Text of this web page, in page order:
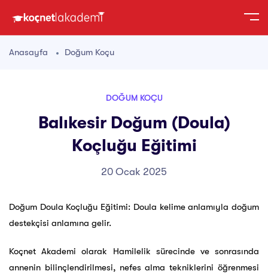
Anasayfa Doğum Koçu
DOĞUM KOÇU
Balıkesir Doğum (Doula)
Koçluğu Eğitimi
20 Ocak 2025
Doğum Doula Koçluğu Eğitimi: Doula kelime anlamıyla doğum
destekçisi anlamına gelir.
Koçnet Akademi olarak Hamilelik sürecinde ve sonrasında
annenin bilinçlendirilmesi, nefes alma tekniklerini öğrenmesi